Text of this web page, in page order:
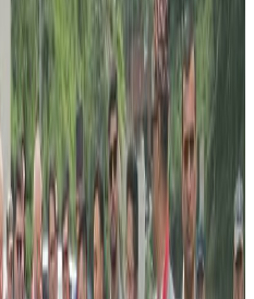
फन्ड मि नामक वेवसाइटबाट सहयोग
पार्दा सम्म १८ हजार डलर संकलन
।
उपाध्यक्ष उमेश खड्काले भने
एकजुट बनाएर सहयोग संकलन गर्न